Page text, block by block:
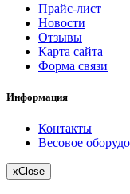
Прайс-лист
Новости
Отзывы
Карта сайта
Форма связи
Информация
Контакты
Весовое
xClose